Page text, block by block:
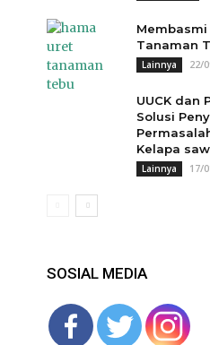
Tanaman
Lainnya 22/
UUCK dan
Solusi
Kelapa
Lainnya 17/
SOSIAL MEDIA